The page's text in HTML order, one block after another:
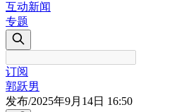
互动新闻
专题
订阅
郭跃男
发布/2025年9月14日 16:50